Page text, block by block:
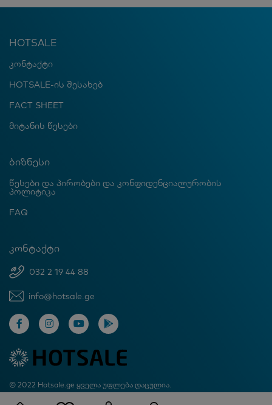
HOTSALE
კონტაქტი
HOTSALE-ის შესახებ
FACT SHEET
მიტანის წესები
ბიზნესი
წესები და პირობები და კონფიდენციალურობის
პოლიტიკა
FAQ
კონტაქტი
032 2 19 44 88
info@hotsale.ge
© 2022 Hotsale.ge ყველა უფლება დაცულია.